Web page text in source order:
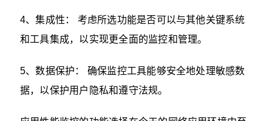
4、集成性： 考虑所选功能是否可以与其他关键系统
和工具集成，以实现更全面的监控和管理。
5、数据保护： 确保监控工具能够安全地处理敏感数
据，以保护用户隐私和遵守法规。